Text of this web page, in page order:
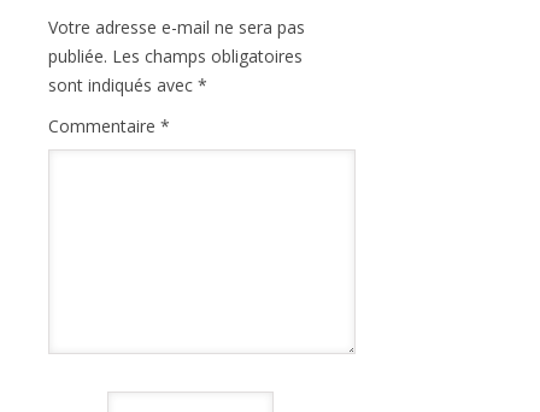
Votre adresse e-mail ne sera pas
publiée. Les champs obligatoires
sont indiqués avec *
Commentaire *